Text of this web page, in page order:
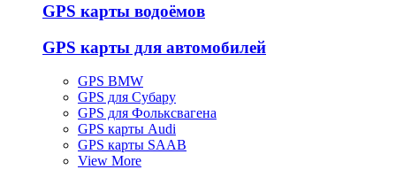
GPS карты водоёмов
GPS карты для автомобилей
GPS BMW
GPS для Субару
GPS для Фольксвагена
GPS карты Audi
GPS карты SAAB
View More